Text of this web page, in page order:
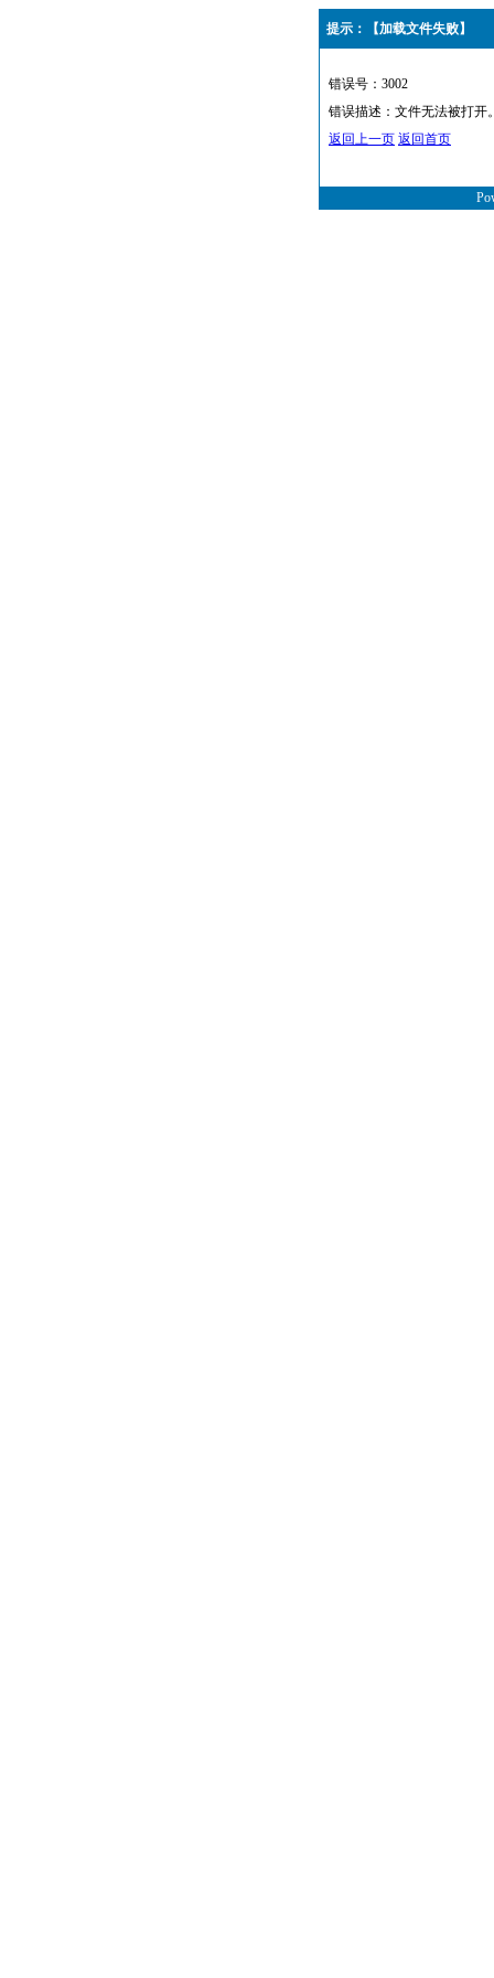
提示：【加载文件失败】
错误号：3002
错误描述：文件无法被打开
返回上一页 返回首页